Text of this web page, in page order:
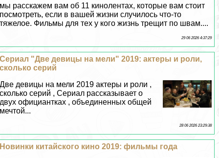
мы расскажем вам об 11 кинолентах, которые вам стоит
посмотреть, если в вашей жизни случилось что-то
тяжелое. Фильмы для тех у кого жизнь трещит по швам....
29 06 2026 4:37:29
Сериал "Две дeвицы на мели" 2019: актеры и роли,
сколько серий
Две дeвицы на мели 2019 актеры и роли ,
сколько серий , Сериал рассказывает о
двух официантках , объединенных общей
мечтой...
28 06 2026 23:29:38
Новинки китайского кино 2019: фильмы года